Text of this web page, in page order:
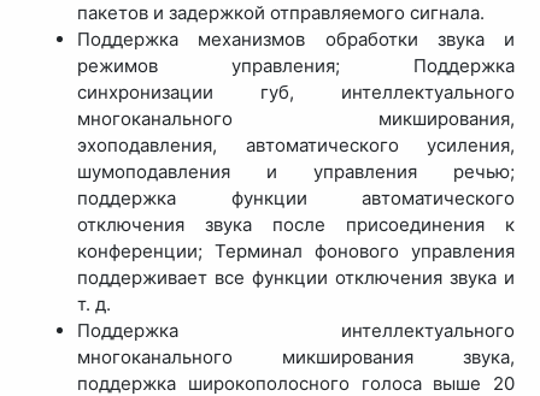
пакетов и задержкой отправляемого сигнала.
Поддержка механизмов обработки звука и
режимов управления; Поддержка
синхронизации губ, интеллектуального
многоканального микширования,
эхоподавления, автоматического усиления,
шумоподавления и управления речью;
поддержка функции автоматического
отключения звука после присоединения к
конференции; Терминал фонового управления
поддерживает все функции отключения звука и
т. д.
Поддержка интеллектуального
многоканального микширования звука,
поддержка широкополосного голоса выше 20